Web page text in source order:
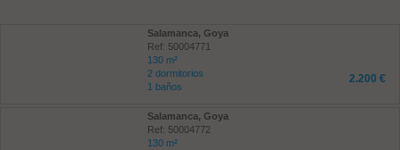
Salamanca, Goya
Ref: 50004771
130 m²
2 dormitorios
1 baños
2.200 €
Salamanca, Goya
Ref: 50004772
130 m²